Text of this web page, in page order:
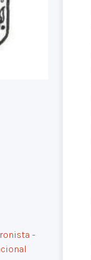
-